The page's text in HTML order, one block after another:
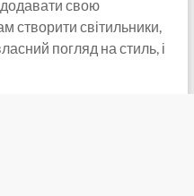
свою
створити світильники,
погляд на стиль, і